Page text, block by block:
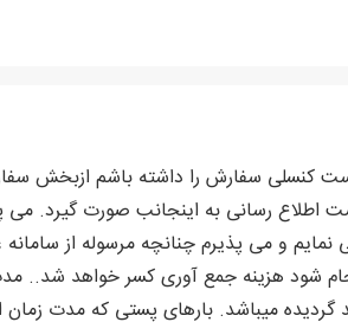
کنسلی سفارش را داشته باشم ازبخش
رسانی به اینجانب صورت گیرد. می
و می پذیرم چنانچه مرسوله از
شود هزینه جمع آوری کسر خواهد شد..